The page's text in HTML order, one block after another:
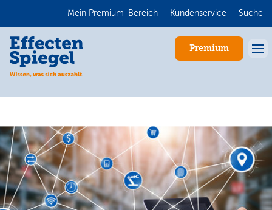
Mein Premium-Bereich Kundenservice Suche
Premium
Anmelden